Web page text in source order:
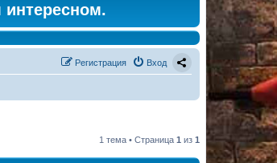
Вход
Регистрация
1 тема • Страница 1 из 1